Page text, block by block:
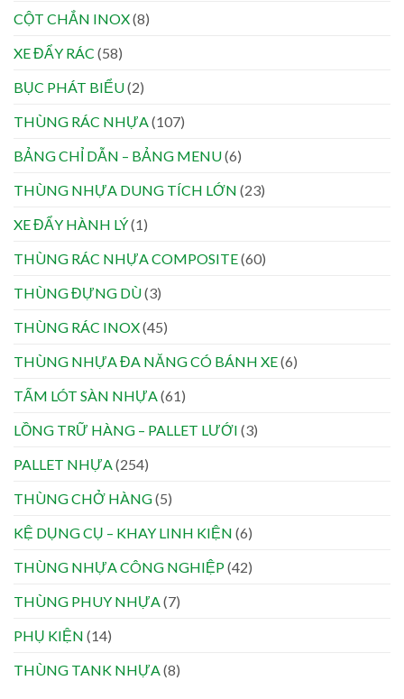
CỘT CHẮN INOX(8)
XE ĐẨY RÁC (58)
BỤC PHÁT BIỂU(2)
THÙNG RÁC NHỰA(107)
BẢNG CHỈ DẪN – BẢNG MENU(6)
THÙNG NHỰA DUNG TÍCH LỚN (23)
XE ĐẨY HÀNH LÝ(1)
THÙNG RÁC NHỰA COMPOSITE(60)
THÙNG ĐỰNG DÙ(3)
THÙNG RÁC INOX(45)
THÙNG NHỰA ĐA NĂNG CÓ BÁNH XE(6)
TẤM LÓT SÀN NHỰA(61)
LỒNG TRỮ HÀNG – PALLET LƯỚI (3)
PALLET NHỰA(254)
THÙNG CHỞ HÀNG(5)
KỆ DỤNG CỤ – KHAY LINH KIỆN (6)
THÙNG NHỰA CÔNG NGHIỆP(42)
THÙNG PHUY NHỰA(7)
PHỤ KIỆN (14)
THÙNG TANK NHỰA(8)